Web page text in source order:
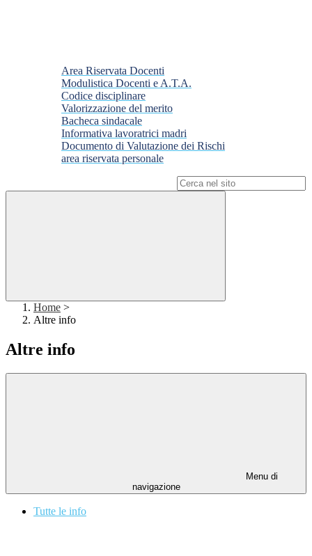
Area Riservata Docenti
Modulistica Docenti e A.T.A.
Codice disciplinare
Valorizzazione del merito
Bacheca sindacale
Informativa lavoratrici madri
Documento di Valutazione dei Rischi
area riservata personale
Home >
Altre info
Altre info
Menu di
navigazione
Tutte le info